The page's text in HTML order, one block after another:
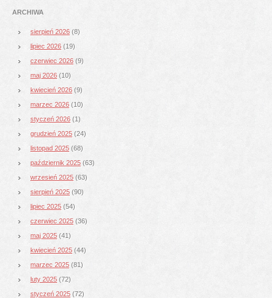
ARCHIWA
sierpień 2026 (8)
lipiec 2026 (19)
czerwiec 2026 (9)
maj 2026 (10)
kwiecień 2026 (9)
marzec 2026 (10)
styczeń 2026 (1)
grudzień 2025 (24)
listopad 2025 (68)
październik 2025 (63)
wrzesień 2025 (63)
sierpień 2025 (90)
lipiec 2025 (54)
czerwiec 2025 (36)
maj 2025 (41)
kwiecień 2025 (44)
marzec 2025 (81)
luty 2025 (72)
styczeń 2025 (72)